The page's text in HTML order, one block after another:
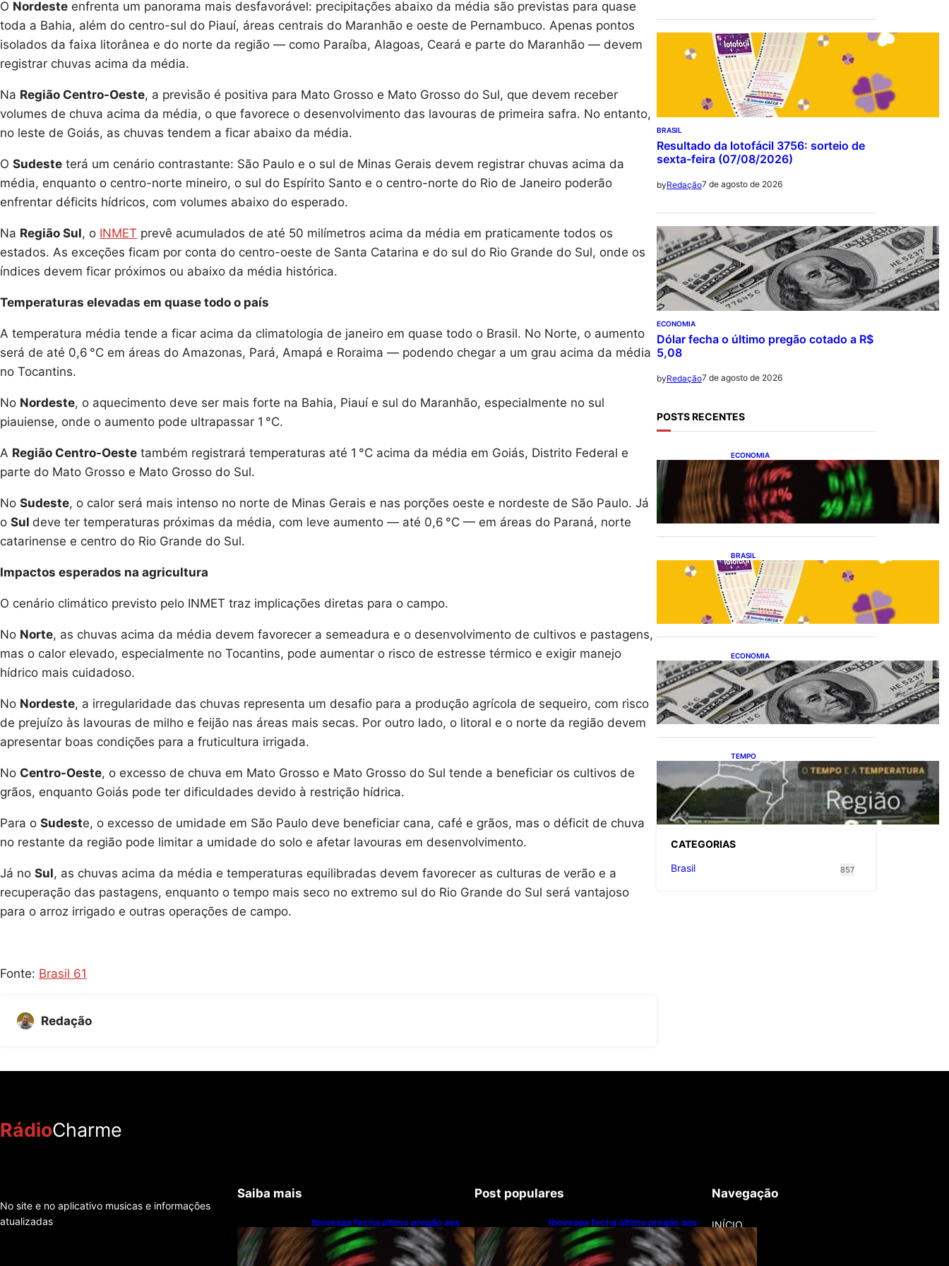
O Nordeste enfrenta um panorama mais desfavorável: precipitações abaixo da média são previstas para quase
toda a Bahia, além do centro-sul do Piauí, áreas centrais do Maranhão e oeste de Pernambuco. Apenas pontos
isolados da faixa litorânea e do norte da região — como Paraíba, Alagoas, Ceará e parte do Maranhão — devem
registrar chuvas acima da média.
Na Região Centro-Oeste, a previsão é positiva para Mato Grosso e Mato Grosso do Sul, que devem receber
volumes de chuva acima da média, o que favorece o desenvolvimento das lavouras de primeira safra. No entanto,
no leste de Goiás, as chuvas tendem a ficar abaixo da média.
O Sudeste terá um cenário contrastante: São Paulo e o sul de Minas Gerais devem registrar chuvas acima da
média, enquanto o centro-norte mineiro, o sul do Espírito Santo e o centro-norte do Rio de Janeiro poderão
enfrentar déficits hídricos, com volumes abaixo do esperado.
Na Região Sul, o INMET prevê acumulados de até 50 milímetros acima da média em praticamente todos os
estados. As exceções ficam por conta do centro-oeste de Santa Catarina e do sul do Rio Grande do Sul, onde os
índices devem ficar próximos ou abaixo da média histórica.
Temperaturas elevadas em quase todo o país
A temperatura média tende a ficar acima da climatologia de janeiro em quase todo o Brasil. No Norte, o aumento
será de até 0,6 °C em áreas do Amazonas, Pará, Amapá e Roraima — podendo chegar a um grau acima da média
no Tocantins.
No Nordeste, o aquecimento deve ser mais forte na Bahia, Piauí e sul do Maranhão, especialmente no sul
piauiense, onde o aumento pode ultrapassar 1 °C.
A Região Centro-Oeste também registrará temperaturas até 1 °C acima da média em Goiás, Distrito Federal e
parte do Mato Grosso e Mato Grosso do Sul.
No Sudeste, o calor será mais intenso no norte de Minas Gerais e nas porções oeste e nordeste de São Paulo. Já
o Sul deve ter temperaturas próximas da média, com leve aumento — até 0,6 °C — em áreas do Paraná, norte
catarinense e centro do Rio Grande do Sul.
Impactos esperados na agricultura
O cenário climático previsto pelo INMET traz implicações diretas para o campo.
No Norte, as chuvas acima da média devem favorecer a semeadura e o desenvolvimento de cultivos e pastagens,
mas o calor elevado, especialmente no Tocantins, pode aumentar o risco de estresse térmico e exigir manejo
hídrico mais cuidadoso.
No Nordeste, a irregularidade das chuvas representa um desafio para a produção agrícola de sequeiro, com risco
de prejuízo às lavouras de milho e feijão nas áreas mais secas. Por outro lado, o litoral e o norte da região devem
apresentar boas condições para a fruticultura irrigada.
No Centro-Oeste, o excesso de chuva em Mato Grosso e Mato Grosso do Sul tende a beneficiar os cultivos de
grãos, enquanto Goiás pode ter dificuldades devido à restrição hídrica.
Para o Sudeste, o excesso de umidade em São Paulo deve beneficiar cana, café e grãos, mas o déficit de chuva
no restante da região pode limitar a umidade do solo e afetar lavouras em desenvolvimento.
Já no Sul, as chuvas acima da média e temperaturas equilibradas devem favorecer as culturas de verão e a
recuperação das pastagens, enquanto o tempo mais seco no extremo sul do Rio Grande do Sul será vantajoso
para o arroz irrigado e outras operações de campo.
Fonte: Brasil 61
Redação
BRASIL
Resultado da lotofácil 3756: sorteio de
sexta-feira (07/08/2026)
byRedação7 de agosto de 2026
ECONOMIA
Dólar fecha o último pregão cotado a R$
5,08
byRedação7 de agosto de 2026
POSTS RECENTES
ECONOMIA
Ibovespa fecha último
pregão aos 172.494 pontos
BRASIL
Resultado da lotofácil 3756:
sorteio de sexta-feira
(07/08/2026)
ECONOMIA
Dólar fecha o último pregão
cotado a R$ 5,08
TEMPO
O TEMPO E A
TEMPERATURA: Confira a
previsão do tempo para a
Região Sul neste sábado (8)
CATEGORIAS
Brasil
857
RádioCharme
No site e no aplicativo musicas e informações
atualizadas
Saiba mais
Ibovespa fecha último pregão aos
172.494 pontos
Post populares
Ibovespa fecha último pregão aos
172.494 pontos
Navegação
INÍCIO